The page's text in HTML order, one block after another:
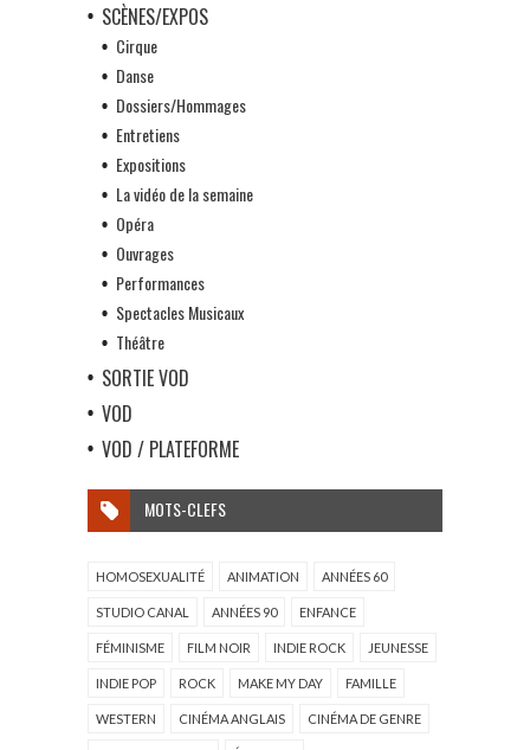
SCÈNES/EXPOS
Cirque
Danse
Dossiers/Hommages
Entretiens
Expositions
La vidéo de la semaine
Opéra
Ouvrages
Performances
Spectacles Musicaux
Théâtre
SORTIE VOD
VOD
VOD / PLATEFORME
MOTS-CLEFS
HOMOSEXUALITÉ ANIMATION ANNÉES 60
STUDIO CANAL ANNÉES 90 ENFANCE
FÉMINISME FILM NOIR INDIE ROCK JEUNESSE
INDIE POP ROCK MAKE MY DAY FAMILLE
WESTERN CINÉMA ANGLAIS CINÉMA DE GENRE